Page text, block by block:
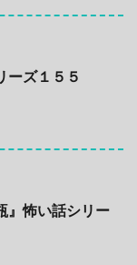
ーズ１５５
』怖い話シリー